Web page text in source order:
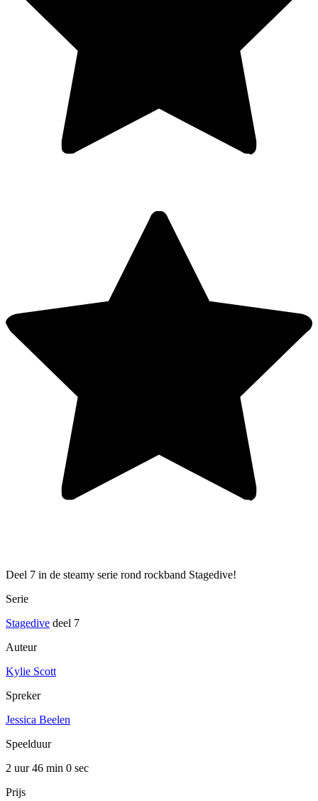
Deel 7 in de steamy serie rond rockband Stagedive!
Serie
Stagedive deel 7
Auteur
Kylie Scott
Spreker
Jessica Beelen
Speelduur
2 uur 46 min 0 sec
Prijs